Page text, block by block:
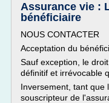
Assurance vie :
bénéficiaire
NOUS CONTACTER
Acceptation du
Sauf exception, le
définitif et irrévocable
Inversement, tant que
souscripteur de